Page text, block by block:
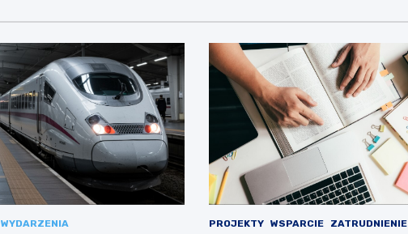
WYDARZENIA PROJEKTY WSPARCIE ZATRUDNIENIE